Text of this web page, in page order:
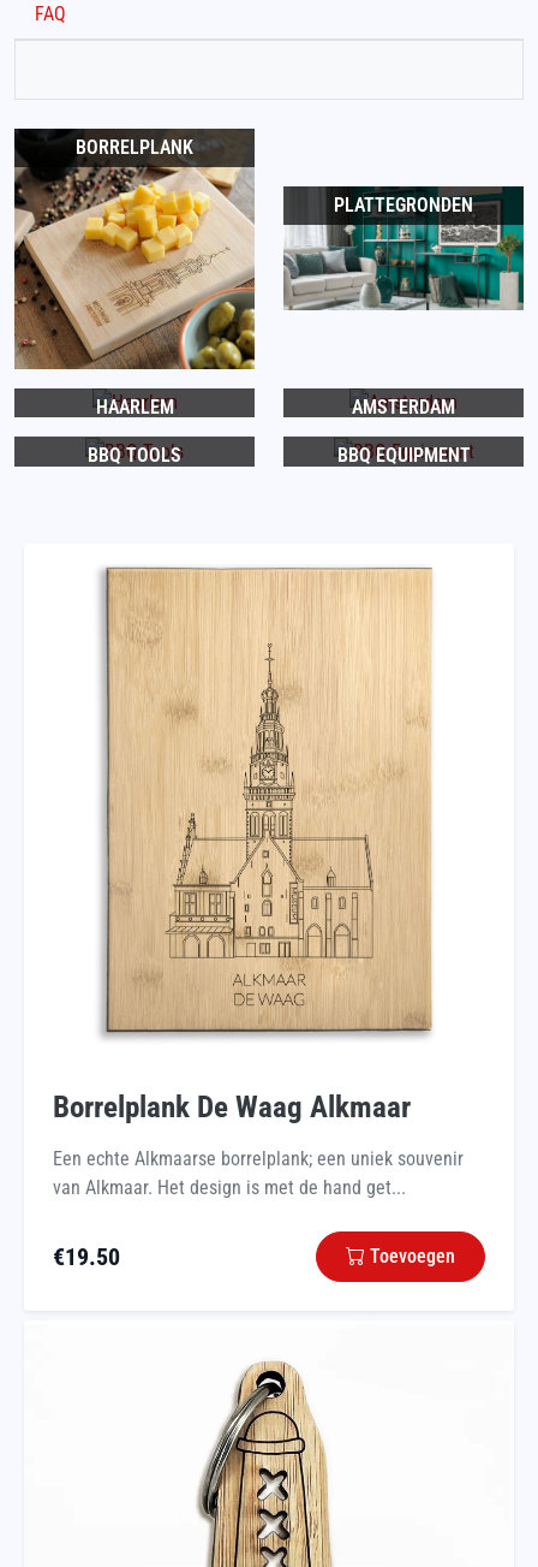
FAQ
BORRELPLANK
PLATTEGRONDEN
HAARLEM AMSTERDAM
BBQ TOOLS BBQ EQUIPMENT
Borrelplank De Waag Alkmaar
Een echte Alkmaarse borrelplank; een uniek souvenir
van Alkmaar. Het design is met de hand get...
€19.50 Toevoegen